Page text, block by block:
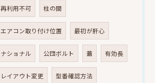
再利用不可 柱の間
エアコン取り付け位置 最初が肝心
ナショナル 公団ボルト 蓋 有効長
レイアウト変更 型番確認方法